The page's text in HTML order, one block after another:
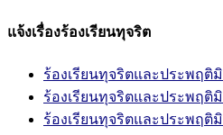
แจ้งเรื่องร้องเรียนทุจริต
ร้องเรียนทุจริตและประพฤติ
ร้องเรียนทุจริตและประพฤติ
ร้องเรียนทุจริตและประพฤติ